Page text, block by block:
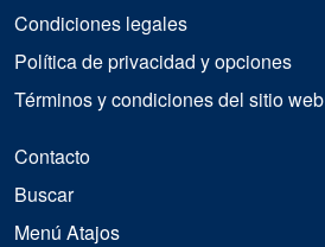
Condiciones legales
Política de privacidad y opciones
Términos y condiciones del sitio web
Contacto
Buscar
Menú Atajos